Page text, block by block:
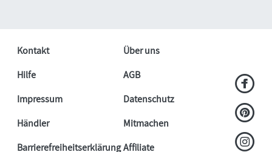
Kontakt
Über uns
Hilfe
AGB
Impressum
Datenschutz
Händler
Mitmachen
BarrierefreiheitserklärungAffiliate